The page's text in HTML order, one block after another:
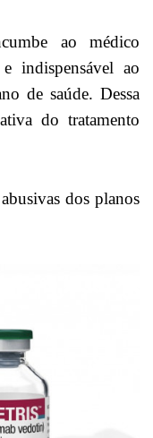
ao médico
indispensável ao
de saúde. Dessa
do tratamento
dos planos